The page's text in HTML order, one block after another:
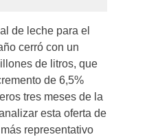
de leche para el
cerró con un
de litros, que
de 6,5%
tres meses de la
esta oferta de
representativo